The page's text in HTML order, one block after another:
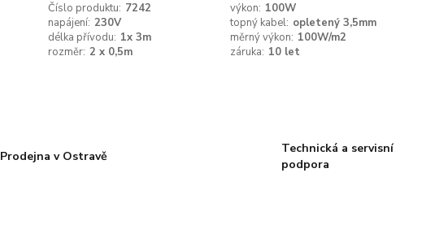
Číslo produktu: 7242 výkon: 100W
napájení: 230V topný kabel: opletený 3,5mm
délka přívodu: 1x 3m měrný výkon: 100W/m2
rozměr: 2 x 0,5m záruka: 10 let
Prodejna v Ostravě
Technická a servisní
podpora